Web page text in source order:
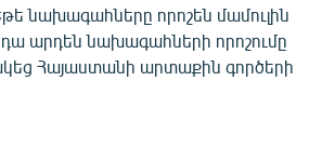
նախագահները որոշեն մամուլին
դա արդեն նախագահների որոշումը
Հայաստանի արտաքին գործերի